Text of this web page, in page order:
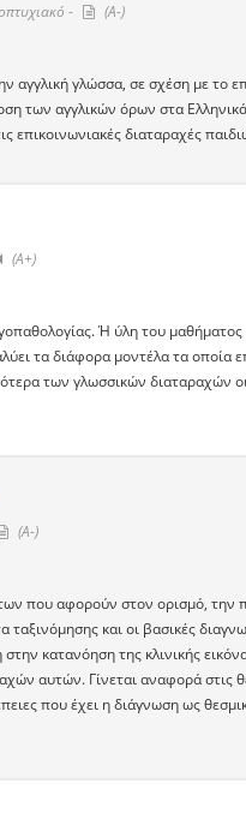
-
(A-)
γλώσσα, σε σχέση με το
των αγγλικών όρων στα
επικοινωνιακές διαταραχές
(A+)
Ή ύλη του
τα διάφορα μοντέλα τα
των γλωσσικών διαταραχών
(A-)
που αφορούν στον ορισμό,
και οι βασικές
κατανόηση της κλινικής
αυτών. Γίνεται αναφορά στις
που έχει η διάγνωση ως